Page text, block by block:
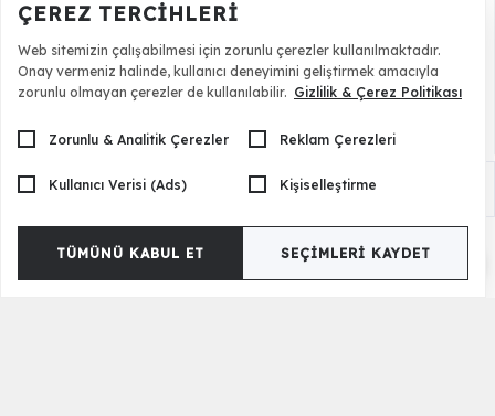
Liya Konsol - Beyaz
ÇEREZ TERCIHLERI
Web sitemizin çalışabilmesi için zorunlu çerezler kullanılmaktadır.
Onay vermeniz halinde, kullanıcı deneyimini geliştirmek amacıyla
zorunlu olmayan çerezler de kullanılabilir. Gizlilik & Çerez Politikası
Zorunlu & Analitik Çerezler Reklam Çerezleri
Kullanıcı Verisi (Ads) Kişiselleştirme
TÜMÜNÜ KABUL ET SEÇIMLERI KAYDET